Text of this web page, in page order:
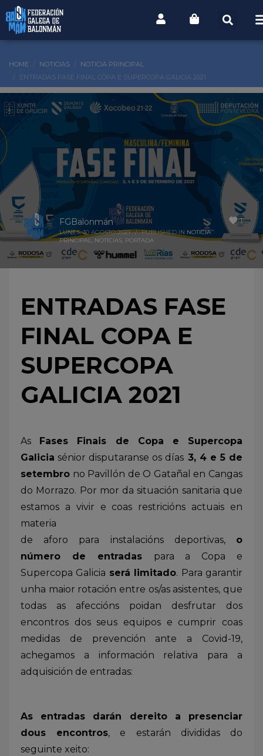
HOME NOTICIAS
NOTICIA PRINCIPAL
ENTRADAS FASE FINAL COPA E SUPERCOPA GALICIA 2021
1
FGBalonmán
LUNES, 30 AGOSTO 2021 / PUBLISHED IN NOTICIA
PRINCIPAL NOTICIAS PORTADA
ENTRADAS FASE
FINAL COPA E
SUPERCOPA
GALICIA 2021
As
Fases Finais de Copa e Supercopa
Galicia sénior disputaranse os días 3, 4 e 5 de
setembro no Pavillón de O Gatañal en Cangas
do Morrazo. Por mor da situación sanitaria que
estamos a vivir e coas restricións actuais en
materia
de aforo para instalacións deportivas, o
número de entradas para a Copa e
Supercopa Galicia será limitado. Para garantir
unha maior rotación entre os/as asistentes, que
todas as afeccións poidan desfrutar dos
encontros dos seus equipos e cumprir coas
medidas de prevención ante a Covid-19,
achegamos a información relativa para a
adquisición de entradas:
As entradas darán dereito a presenciar
dous encontros, e estarán divididas do
seguinte xeito: